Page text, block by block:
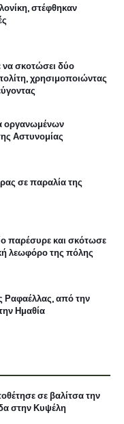
στέφθηκαν
να σκοτώσει δύο
χρησιμοποιώντας
οργανωμένων
Αστυνομίας
σε παραλία της
παρέσυρε και σκότωσε
λεωφόρο της πόλης
Ραφαέλλας, από την
Ημαθία
σε βαλίτσα την
στην Κυψέλη